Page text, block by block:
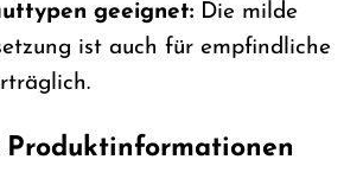
geeignet:Die milde
ist auch für empfindliche